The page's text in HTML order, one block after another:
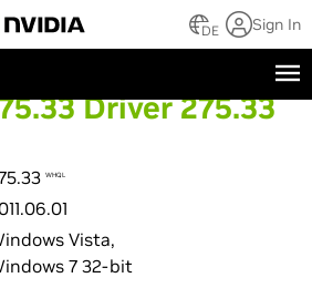
DE Sign In
Driver 275.33
WHQL
Vista,
7 32-bit